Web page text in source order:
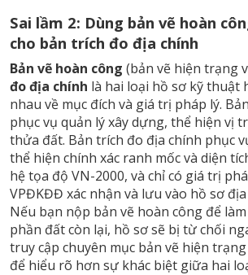
Sai lầm 2: Dùng bản vẽ hoàn
cho bản trích đo địa chính
Bản vẽ hoàn công (bản vẽ hiện trạng
đo địa chính là hai loại hồ sơ kỹ thuật
nhau về mục đích và giá trị pháp lý.
phục vụ quản lý xây dựng, thể hiện vị
thửa đất. Bản trích đo địa chính phục
thể hiện chính xác ranh mốc và diện
hệ tọa độ VN-2000, và chỉ có giá trị
VPĐKĐĐ xác nhận và lưu vào hồ sơ
Nếu bạn nộp bản vẽ hoàn công để
phần đất còn lại, hồ sơ sẽ bị từ chối
truy cập chuyên mục bản vẽ hiện
để hiểu rõ hơn sự khác biệt giữa hai